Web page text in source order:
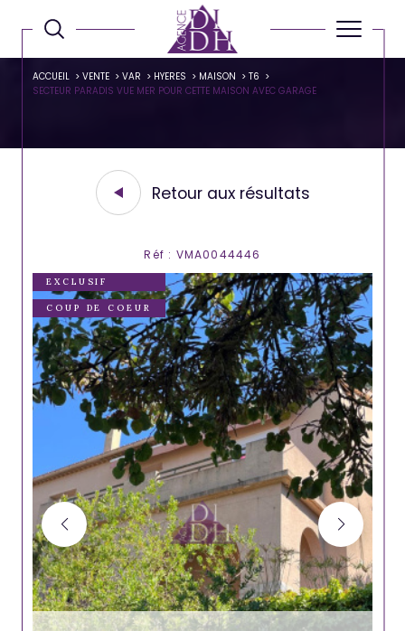
ACCUEIL VENTE VAR HYERES MAISON
T6
SECTEUR PARADIS VUE MER POUR CETTE MAISON AVEC GARAGE
Retour aux résultats
Réf : VMA0044446
EXCLUSIF
COUP DE COEUR